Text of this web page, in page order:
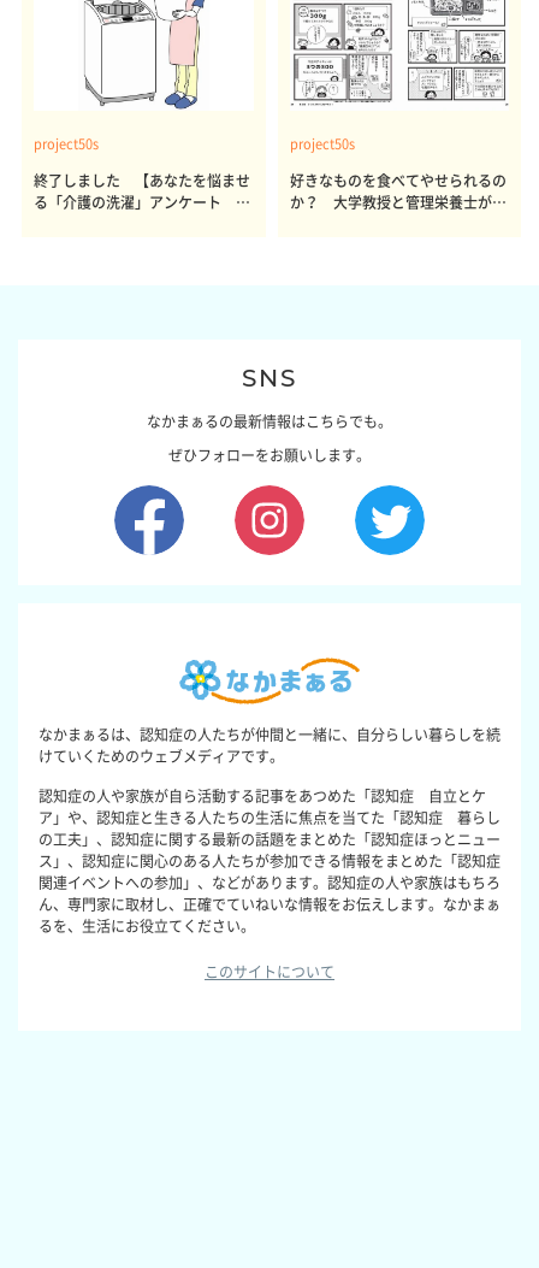
project50s
終了しました 【あなたを悩ませ
る「介護の洗濯」アンケート 体
project50s
好きなものを食べてやせられるの
か？ 大学教授と管理栄養士が出
SNS
なかまぁるの最新情報はこちらでも。
ぜひフォローをお願いします。
なかまぁるは、認知症の人たちが仲間と一緒に、自分らしい暮らしを続
けていくためのウェブメディアです。
認知症の人や家族が自ら活動する記事をあつめた「認知症 自立とケ
ア」や、認知症と生きる人たちの生活に焦点を当てた「認知症 暮らし
の工夫」、認知症に関する最新の話題をまとめた「認知症ほっとニュー
ス」、認知症に関心のある人たちが参加できる情報をまとめた「認知症
関連イベントへの参加」、などがあります。認知症の人や家族はもちろ
ん、専門家に取材し、正確でていねいな情報をお伝えします。なかまぁ
るを、生活にお役立てください。
このサイトについて